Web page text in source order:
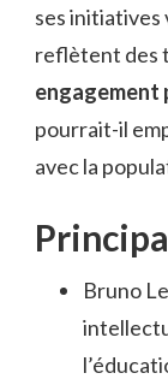
ses initiatives
reflètent des
engagement
pourrait-il
avec la
Bruno